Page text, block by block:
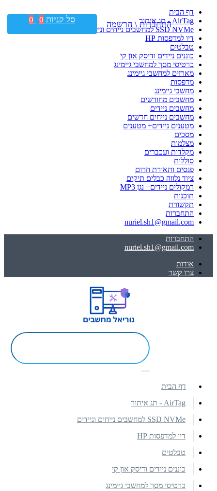
דף הבית
AirTag - תג איתור
SSD NVMe למחשבים נייחים וניידים
דיו למדפסות HP
טבלטים
כוננים ניידים ודיסק און קי
כרטיסי מסך למחשבי גיימינג
מארזים למחשבי גיימינג
מדפסות
מחשבי גיימינג
מחשבים מחודשים
מחשבים ניידים
מחשבים נייחים חדשים
מטענים ניידים+ מטענים
מסכים
מצלמות
מקלדות ועכברים
סוללות
פנסים ותאורת חרום
ציוד נלווה כבלים תיקים
רמקולים ניידים+ נגן MP3
תוכנות
תקשורת
התחברות
nuriel.sh1@gmail.com
התחברות
nuriel.sh1@gmail.com
אודות
צרו קשר
התחברות \ הרשמה סל קניות 0
0
דף הבית
AirTag - תג איתור
SSD NVMe למחשבים נייחים וניידים
דיו למדפסות HP
טבלטים
כוננים ניידים ודיסק און קי
כרטיסי מסך למחשבי גיימינג